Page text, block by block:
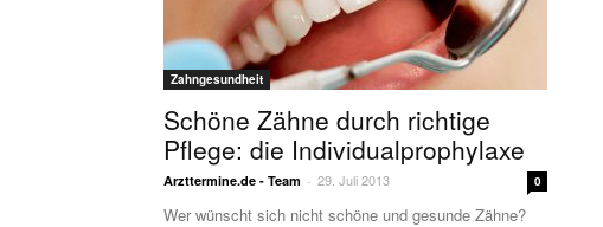
Zahngesundheit
Schöne Zähne durch richtige
Pflege: die Individualprophylaxe
Arzttermine.de - Team - 29. Juli 2013 0
Wer wünscht sich nicht schöne und gesunde Zähne?